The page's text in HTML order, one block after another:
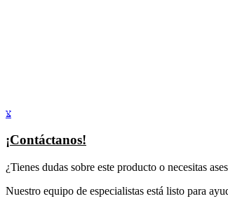
¡Contáctanos!
¿Tienes dudas sobre este producto o necesitas
Nuestro equipo de especialistas está listo para